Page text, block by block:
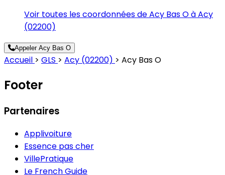
Voir toutes les coordonnées de Acy Bas O à Acy
(02200)
Appeler Acy Bas O
Accueil > GLS > Acy (02200) > Acy Bas O
Footer
Partenaires
Applivoiture
Essence pas cher
VillePratique
Le French Guide